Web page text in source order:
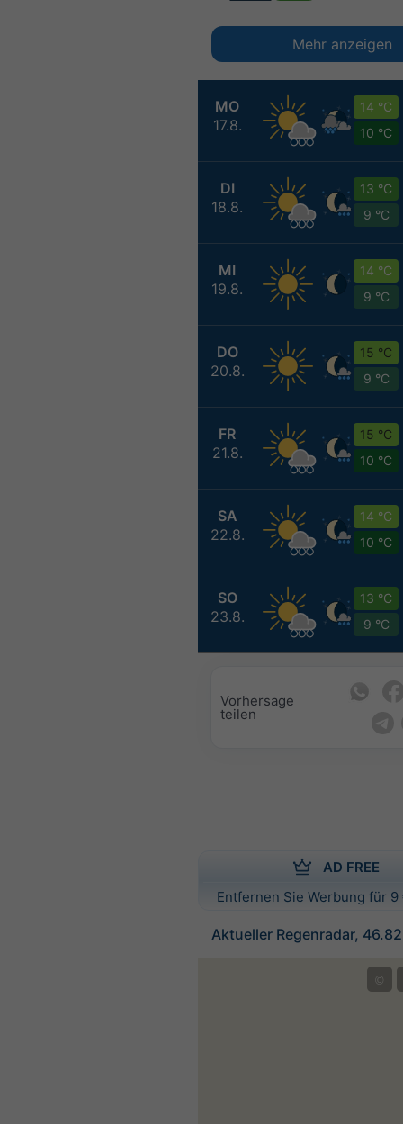
MO
17.8.
14 °C
10 °C
DI
18.8.
13 °C
9 °C
MI
19.8.
14 °C
9 °C
DO
20.8.
15 °C
9 °C
FR
21.8.
15 °C
10 °C
SA
22.8.
14 °C
10 °C
SO
23.8.
13 °C
9 °C
Mehr anzeigen
Vorhersage
teilen
AD FREE
Entfernen Sie Werbung für
Aktueller Regenradar,
©